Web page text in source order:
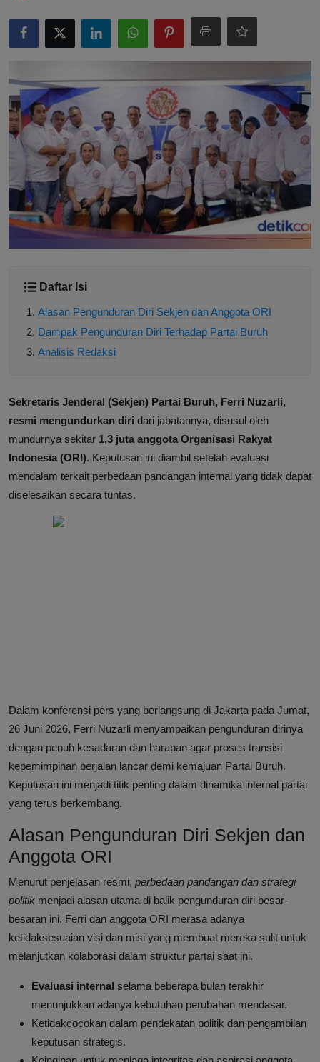
Daftar Isi
Alasan Pengunduran Diri Sekjen dan Anggota ORI
Dampak Pengunduran Diri Terhadap Partai Buruh
Analisis Redaksi
Sekretaris Jenderal (Sekjen) Partai Buruh, Ferri Nuzarli,
resmi mengundurkan diri dari jabatannya, disusul oleh
mundurnya sekitar 1,3 juta anggota Organisasi Rakyat
Indonesia (ORI). Keputusan ini diambil setelah evaluasi
mendalam terkait perbedaan pandangan internal yang tidak dapat
diselesaikan secara tuntas.
Dalam konferensi pers yang berlangsung di Jakarta pada Jumat,
26 Juni 2026, Ferri Nuzarli menyampaikan pengunduran dirinya
dengan penuh kesadaran dan harapan agar proses transisi
kepemimpinan berjalan lancar demi kemajuan Partai Buruh.
Keputusan ini menjadi titik penting dalam dinamika internal partai
yang terus berkembang.
Alasan Pengunduran Diri Sekjen dan
Anggota ORI
Menurut penjelasan resmi, perbedaan pandangan dan strategi
politik menjadi alasan utama di balik pengunduran diri besar-
besaran ini. Ferri dan anggota ORI merasa adanya
ketidaksesuaian visi dan misi yang membuat mereka sulit untuk
melanjutkan kolaborasi dalam struktur partai saat ini.
Evaluasi internal selama beberapa bulan terakhir
menunjukkan adanya kebutuhan perubahan mendasar.
Ketidakcocokan dalam pendekatan politik dan pengambilan
keputusan strategis.